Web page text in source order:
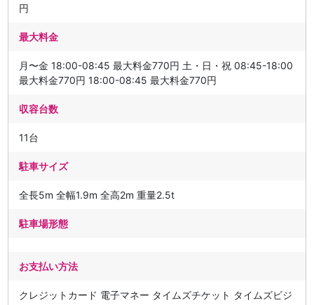
円
最大料金
月〜金 18:00-08:45 最大料金770円 土・日・祝 08:45-18:00
最大料金770円 18:00-08:45 最大料金770円
収容台数
11台
駐車サイズ
全長5m 全幅1.9m 全高2m 重量2.5t
駐車場形態
お支払い方法
クレジットカード 電子マネー タイムズチケット タイムズビジ